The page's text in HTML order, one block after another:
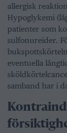
allergisk
Hypoglykemi
patienter som
sulfonureider.
eventuella
samband har i